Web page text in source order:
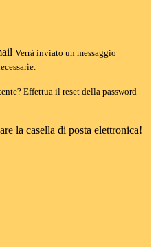
Verrà inviato un messaggio
Effettua il reset della password
la casella di posta elettronica!